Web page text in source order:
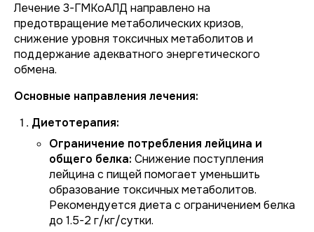
Лечение 3-ГМКоАЛД направлено на
предотвращение метаболических кризов,
снижение уровня токсичных метаболитов и
поддержание адекватного энергетического
обмена.
Основные направления лечения:
Диетотерапия:
Ограничение потребления лейцина и
общего белка: Снижение поступления
лейцина с пищей помогает уменьшить
образование токсичных метаболитов.
Рекомендуется диета с ограничением белка
до 1.5-2 г/кг/сутки.